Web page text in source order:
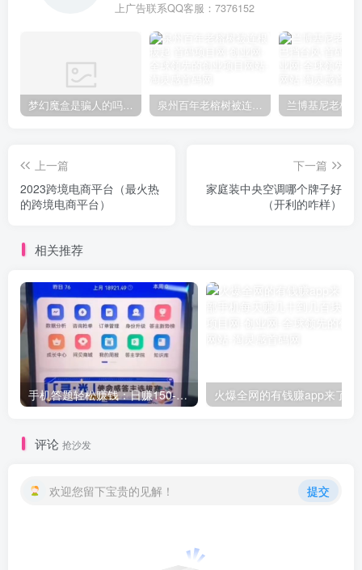
上广告联系QQ客服：7376152
梦幻魔盒是骗人的吗【梦幻魔盒干嘛的】 泉州百年老榕树被连根拔起
上一篇
2023跨境电商平台（最火热
的跨境电商平台）
下一篇
家庭装中央空调哪个牌子好
（开利的咋样）
相关推荐
手机答题轻松赚钱：日赚150-600元，简单操作，长期稳定收入！
评论 抢沙发
欢迎您留下宝贵的见解！ 提交